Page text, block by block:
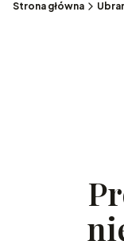
Strona główna